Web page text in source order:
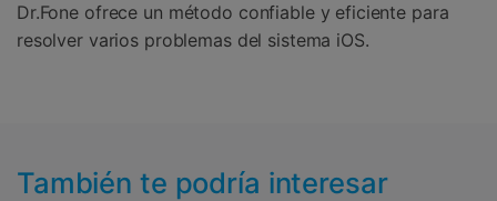
Dr.Fone ofrece un método confiable y eficiente para
resolver varios problemas del sistema iOS.
También te podría interesar